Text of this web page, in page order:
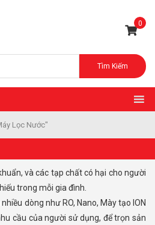
0
Tìm Kiếm
Lọc Nước"
trong mỗi gia đình.
cầu của người sử dụng, để trọn sản